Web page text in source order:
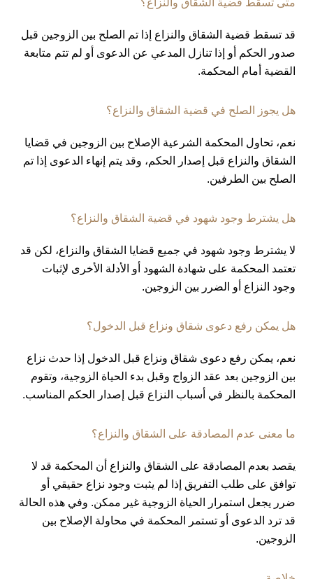
متى تسقط قضية الشقاق والنزاع؟
قد تسقط قضية الشقاق والنزاع إذا تم الصلح بين الزوجين قبل
صدور الحكم أو إذا تنازل المدعي عن الدعوى أو لم تتم متابعة
القضية أمام المحكمة.
هل يجوز الصلح في قضية الشقاق والنزاع؟
نعم، تحاول المحكمة الشرعية الإصلاح بين الزوجين في قضايا
الشقاق والنزاع قبل إصدار الحكم، وقد يتم إنهاء الدعوى إذا تم
الصلح بين الطرفين.
هل يشترط وجود شهود في قضية الشقاق والنزاع؟
لا يشترط وجود شهود في جميع قضايا الشقاق والنزاع، لكن قد
تعتمد المحكمة على شهادة الشهود أو الأدلة الأخرى لإثبات
وجود النزاع أو الضرر بين الزوجين.
هل يمكن رفع دعوى شقاق ونزاع قبل الدخول؟
نعم، يمكن رفع دعوى شقاق ونزاع قبل الدخول إذا حدث نزاع
بين الزوجين بعد عقد الزواج وقبل بدء الحياة الزوجية، وتقوم
المحكمة بالنظر في أسباب النزاع قبل إصدار الحكم المناسب.
ما معنى عدم المصادقة على الشقاق والنزاع؟
يقصد بعدم المصادقة على الشقاق والنزاع أن المحكمة قد لا
توافق على طلب التفريق إذا لم يثبت وجود نزاع حقيقي أو
ضرر يجعل استمرار الحياة الزوجية غير ممكن. وفي هذه الحالة
قد ترد الدعوى أو تستمر المحكمة في محاولة الإصلاح بين
الزوجين.